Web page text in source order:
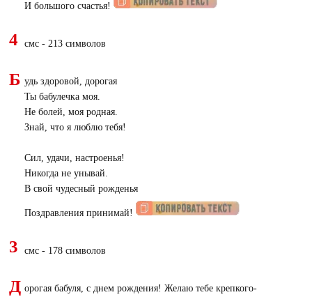
И большого счастья!
4 смс - 213 символов
Б удь здоровой, дорогая
Ты бабулечка моя.
Не болей, моя родная.
Знай, что я люблю тебя!
Сил, удачи, настроенья!
Никогда не унывай.
В свой чудесный рожденья
Поздравления принимай!
3 смс - 178 символов
Д орогая бабуля, с днем рождения! Желаю тебе крепкого-